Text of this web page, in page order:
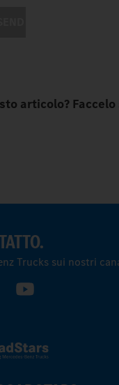
articolo? Faccelo
Trucks sui nostri